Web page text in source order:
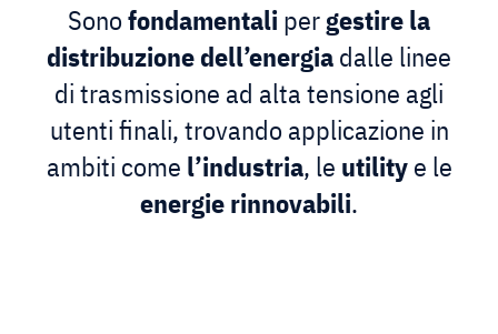
Sonofondamentali pergestire la
distribuzione dell’energiadalle linee
di trasmissione ad alta tensione agli
utenti finali, trovando applicazione in
ambiti come l’industria, le utilitye le
energierinnovabili.